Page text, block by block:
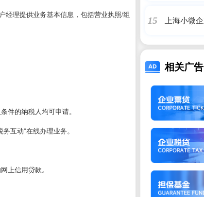
经理提供业务基本信息，包括营业执照/组
件的纳税人均可申请。
互动”在线办理业务。
上信用贷款。
15
上海小微
样的？
相关广告